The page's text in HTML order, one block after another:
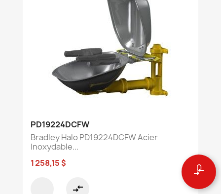
0
compare_arrows
PD19224DCFW
Bradley Halo PD19224DCFW Acier
Inoxydable...
1 258,15 $
compare_arrows